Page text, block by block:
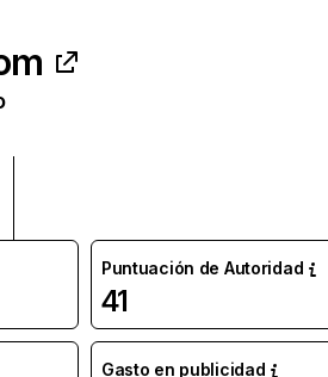
Puntuación de Autoridad
41
Gasto en publicidad